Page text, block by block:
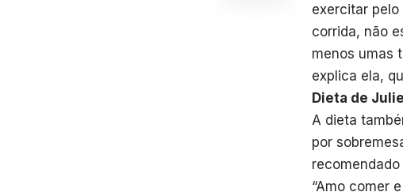
exercitar pelo
corrida, não
menos umas
explica ela,
Dieta de
A dieta
por
“Amo comer